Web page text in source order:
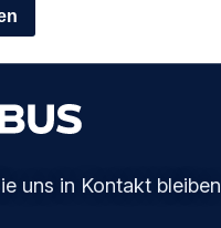
uns in Kontakt bleiben